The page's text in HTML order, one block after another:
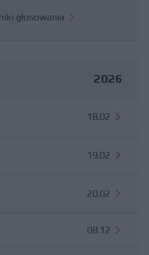
głosowania
2026
18.02
19.02
20.02
08.12